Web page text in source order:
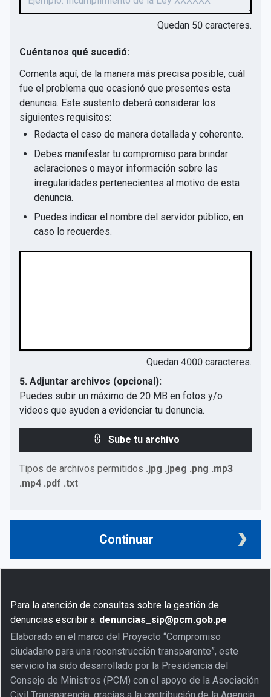
Quedan 50 caracteres.
Cuéntanos qué sucedió:
Comenta aquí, de la manera más precisa posible, cuál
fue el problema que ocasionó que presentes esta
denuncia. Este sustento deberá considerar los
siguientes requisitos:
Redacta el caso de manera detallada y coherente.
Debes manifestar tu compromiso para brindar
aclaraciones o mayor información sobre las
irregularidades pertenecientes al motivo de esta
denuncia.
Puedes indicar el nombre del servidor público, en
caso lo recuerdes.
Quedan 4000 caracteres.
5. Adjuntar archivos (opcional):
Puedes subir un máximo de 20 MB en fotos y/o
videos que ayuden a evidenciar tu denuncia.
Sube tu archivo
Tipos de archivos permitidos .jpg .jpeg .png .mp3
.mp4 .pdf .txt
Continuar
Para la atención de consultas sobre la gestión de
denuncias escribir a: denuncias_sip@pcm.gob.pe
Elaborado en el marco del Proyecto “Compromiso
ciudadano para una reconstrucción transparente”, este
servicio ha sido desarrollado por la Presidencia del
Consejo de Ministros (PCM) con el apoyo de la Asociación